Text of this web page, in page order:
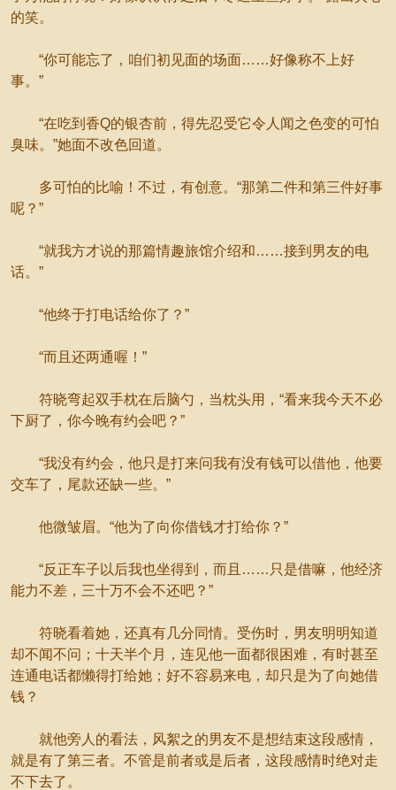
的笑。
“你可能忘了，咱们初见面的场面……好像称不上好
事。”
“在吃到香Q的银杏前，得先忍受它令人闻之色变的可怕
臭味。”她面不改色回道。
多可怕的比喻！不过，有创意。“那第二件和第三件好事
呢？”
“就我方才说的那篇情趣旅馆介绍和……接到男友的电
话。”
“他终于打电话给你了？”
“而且还两通喔！”
符晓弯起双手枕在后脑勺，当枕头用，“看来我今天不必
下厨了，你今晚有约会吧？”
“我没有约会，他只是打来问我有没有钱可以借他，他要
交车了，尾款还缺一些。”
他微皱眉。“他为了向你借钱才打给你？”
“反正车子以后我也坐得到，而且……只是借嘛，他经济
能力不差，三十万不会不还吧？”
符晓看着她，还真有几分同情。受伤时，男友明明知道
却不闻不问；十天半个月，连见他一面都很困难，有时甚至
连通电话都懒得打给她；好不容易来电，却只是为了向她借
钱？
就他旁人的看法，风絮之的男友不是想结束这段感情，
就是有了第三者。不管是前者或是后者，这段感情时绝对走
不下去了。